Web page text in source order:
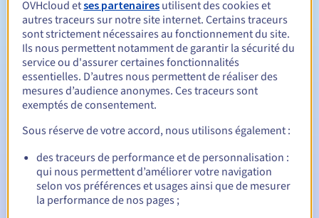
Période de rédemption
Notifications automatiques :
E-mails d'avertissement :60, 30, 15, 7 et 3 jours avant la
E-mail le jour de l'expirationpour notification de la
suspension du nom de domaine
OVHcloud etses partenaires utilisent des cookies et
autres traceurs sur notre site internet. Certains traceurs
sont strictement nécessaires au fonctionnement du site.
Ils nous permettent notamment de garantir la sécurité du
service ou d'assurer certaines fonctionnalités
essentielles. D’autres nous permettent de réaliser des
mesures d’audience anonymes. Ces traceurs sont
exemptés de consentement.
Sous réserve de votre accord, nous utilisons également :
des traceurs de performance et de personnalisation :
qui nous permettent d’améliorer votre navigation
selon vos préférences et usages ainsi que de mesurer
la performance de nos pages ;